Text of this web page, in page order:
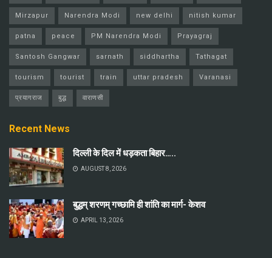
Mirzapur Narendra Modi new delhi nitish kumar
patna peace PM Narendra Modi Prayagraj
Santosh Gangwar sarnath siddhartha Tathagat
tourism tourist train uttar pradesh Varanasi
प्रयागराज बुद्ध वाराणसी
Recent News
दिल्ली के दिल में धड़कता बिहार…..
AUGUST 8, 2026
बुद्धम् शरणम् गच्छामि ही शांति का मार्ग- केशव
APRIL 13, 2026